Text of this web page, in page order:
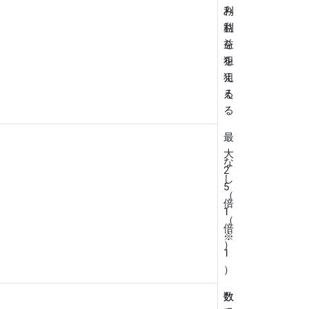
利
益
を
狙
え
る
み
利
益
を
狙
え
る
最
大
2
5
倍
（
※
1
）
な
し
（
1
倍
）
数
数